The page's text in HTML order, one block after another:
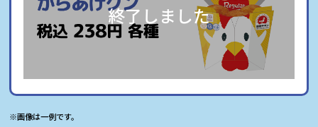
終了しました
※画像は一例です。